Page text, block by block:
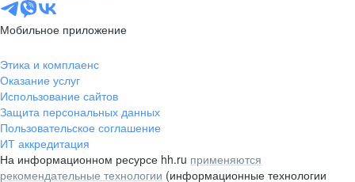
Мобильное приложение
Этика и комплаенс
Оказание услуг
Использование сайтов
Защита персональных данных
Пользовательское соглашение
ИТ аккредитация
На информационном ресурсе hh.ru применяются
рекомендательные технологии (информационные технологии